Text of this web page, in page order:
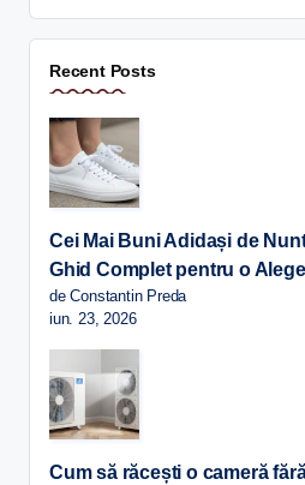
Recent Posts
Cei Mai Buni Adidași de
Ghid Complet pentru o
de Constantin Preda
iun. 23, 2026
Cum să răcești o cameră